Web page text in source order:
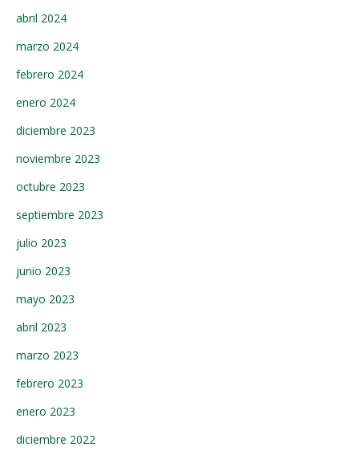
abril 2024
marzo 2024
febrero 2024
enero 2024
diciembre 2023
noviembre 2023
octubre 2023
septiembre 2023
julio 2023
junio 2023
mayo 2023
abril 2023
marzo 2023
febrero 2023
enero 2023
diciembre 2022